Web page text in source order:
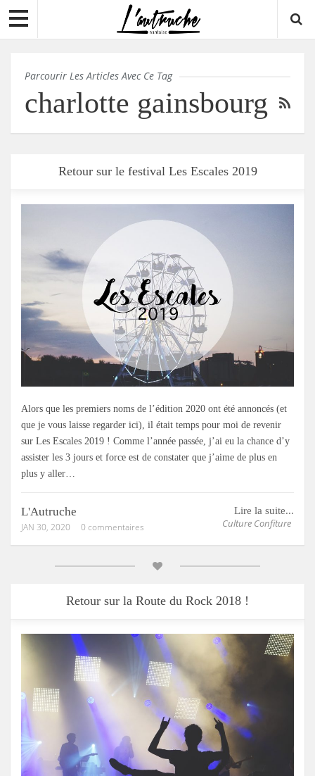
Parcourir Les Articles Avec Ce Tag
charlotte gainsbourg
Retour sur le festival Les Escales 2019
Alors que les premiers noms de l’édition 2020 ont été annoncés (et
que je vous laisse regarder ici), il était temps pour moi de revenir
sur Les Escales 2019 ! Comme l’année passée, j’ai eu la chance d’y
assister les 3 jours et force est de constater que j’aime de plus en
plus y aller…
Lire la suite...
Culture Confiture
L'Autruche
JAN 30, 2020 0 commentaires
Retour sur la Route du Rock 2018 !